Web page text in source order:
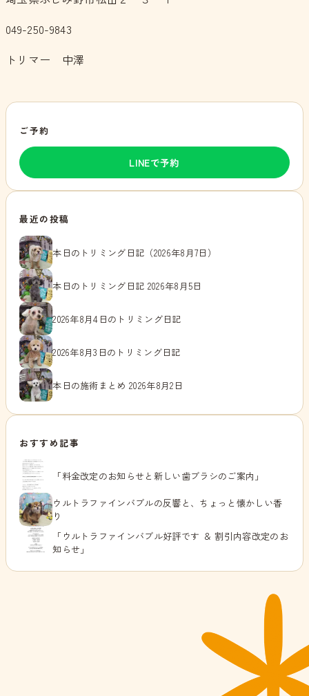
049-250-9843
トリマー 中澤
ご予約
LINEで予約
最近の投稿
本日のトリミング日記（2026年8月7日）
本日のトリミング日記 2026年8月5日
2026年8月4日のトリミング日記
2026年8月3日のトリミング日記
本日の施術まとめ 2026年8月2日
おすすめ記事
「料金改定のお知らせと新しい歯ブラシのご案内」
ウルトラファインバブルの反響と、ちょっと懐かしい香
り
「ウルトラファインバブル好評です ＆ 割引内容改定のお
知らせ」